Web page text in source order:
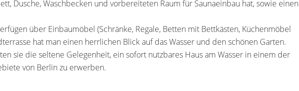
Dusche, Waschbecken und vorbereiteten Raum für Saunaeinbau hat, sowie einen
über Einbaumöbel (Schränke, Regale, Betten mit Bettkästen, Küchenmöbel
hat man einen herrlichen Blick auf das Wasser und den schönen Garten.
sie die seltene Gelegenheit, ein sofort nutzbares Haus am Wasser in einem der
von Berlin zu erwerben.